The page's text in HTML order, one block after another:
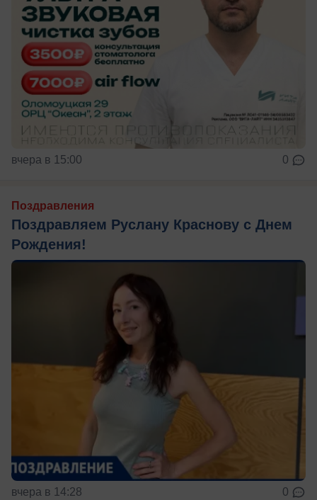
вчера в 15:00 0
Поздравления
Поздравляем Руслану Краснову с Днем
Рождения!
вчера в 14:28 0